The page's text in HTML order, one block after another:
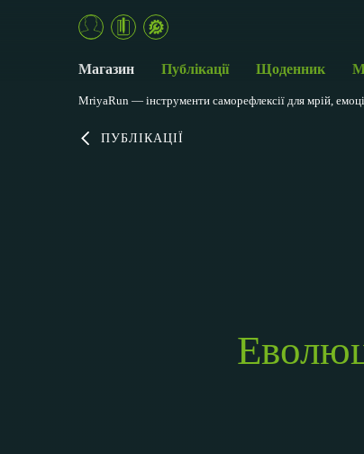
ПУБЛІКАЦІЇ
Магазин Публікації Щоденник
MriyaRun — інструменти саморефлексії для мрій,